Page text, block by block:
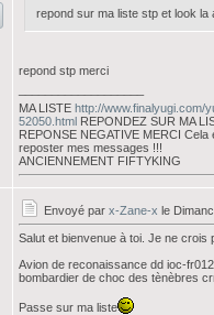
repond sur ma liste stp et look
repond stp merci
MA LISTE http://www.finalyugi.com/
52050.html REPONDEZ SUR MA
REPONSE NEGATIVE MERCI
reposter mes messages !!!
ANCIENNEMENT FIFTYKING
Envoyé par x-Zane-x le
Salut et bienvenue à toi. Je ne
Avion de reconaissance dd ioc-fr012
bombardier de choc des tènèbres
Passe sur ma liste